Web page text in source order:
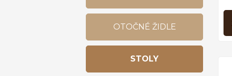
OTOČNÉ ŽIDLE
STOLY